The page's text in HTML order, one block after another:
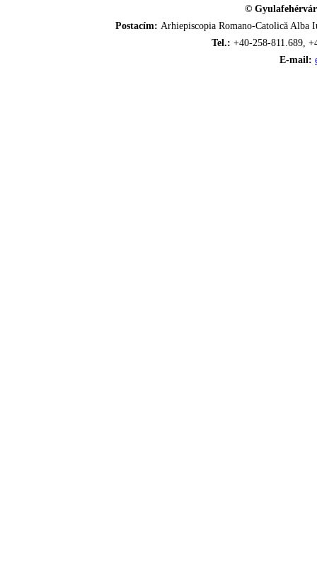
©
Postacím: Arhiepiscopia Romano-Catolică
Tel.: +40-258-811.689,
E-mail: